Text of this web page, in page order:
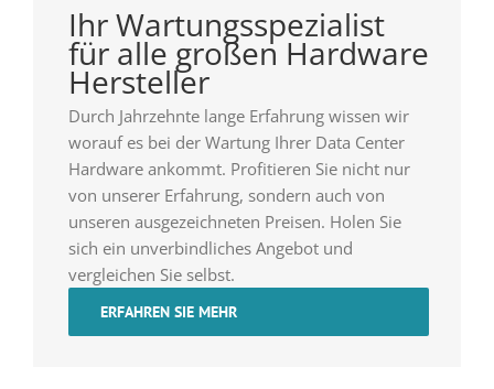
Ihr Wartungsspezialist
für alle großen Hardware
Hersteller
Durch Jahrzehnte lange Erfahrung wissen wir
worauf es bei der Wartung Ihrer Data Center
Hardware ankommt. Profitieren Sie nicht nur
von unserer Erfahrung, sondern auch von
unseren ausgezeichneten Preisen. Holen Sie
sich ein unverbindliches Angebot und
vergleichen Sie selbst.
ERFAHREN SIE MEHR